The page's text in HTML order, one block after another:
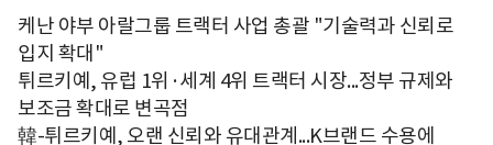
케난 야부 아랄그룹 트랙터 사업 총괄 "기술력과 신뢰로
입지 확대"
튀르키예, 유럽 1위·세계 4위 트랙터 시장...정부 규제와
보조금 확대로 변곡점
韓-튀르키예, 오랜 신뢰와 유대관계...K브랜드 수용에